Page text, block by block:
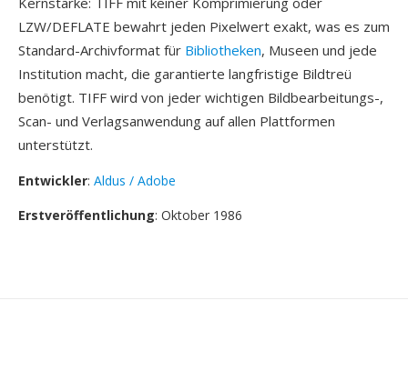
LZW/DEFLATE bewahrt jeden Pixelwert exakt, was es zum
Standard-Archivformat für Bibliotheken, Museen und jede
Institution macht, die garantierte langfristige Bildtreü
benötigt. TIFF wird von jeder wichtigen Bildbearbeitungs-,
Scan- und Verlagsanwendung auf allen Plattformen
unterstützt.
Entwickler: Aldus / Adobe
Erstveröffentlichung: Oktober 1986